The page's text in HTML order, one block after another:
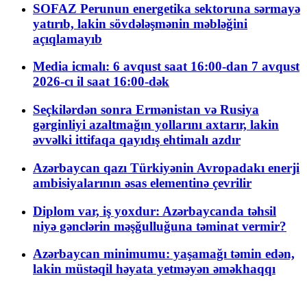
SOFAZ Perunun energetika sektoruna sərmayə
yatırıb, lakin sövdələşmənin məbləğini
açıqlamayıb
Media icmalı: 6 avqust saat 16:00-dan 7 avqust
2026-cı il saat 16:00-dək
Seçkilərdən sonra Ermənistan və Rusiya
gərginliyi azaltmağın yollarını axtarır, lakin
əvvəlki ittifaqa qayıdış ehtimalı azdır
Azərbaycan qazı Türkiyənin Avropadakı enerji
ambisiyalarının əsas elementinə çevrilir
Diplom var, iş yoxdur: Azərbaycanda təhsil
niyə gənclərin məşğulluğuna təminat vermir?
Azərbaycan minimumu: yaşamağı təmin edən,
lakin müstəqil həyata yetməyən əməkhaqqı